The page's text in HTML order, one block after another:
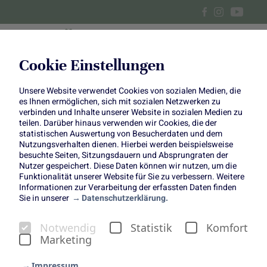
Cookie Einstellungen
Unsere Website verwendet Cookies von sozialen Medien, die
es Ihnen ermöglichen, sich mit sozialen Netzwerken zu
verbinden und Inhalte unserer Website in sozialen Medien zu
teilen. Darüber hinaus verwenden wir Cookies, die der
statistischen Auswertung von Besucherdaten und dem
Nutzungsverhalten dienen. Hierbei werden beispielsweise
besuchte Seiten, Sitzungsdauern und Absprungraten der
Nutzer gespeichert. Diese Daten können wir nutzen, um die
Funktionalität unserer Website für Sie zu verbessern. Weitere
Informationen zur Verarbeitung der erfassten Daten finden
Sie in unserer
Datenschutzerklärung.
Notwendig Statistik
Komfort
Marketing
Wirsing-Päckchen mit Bacon
Wirsing-Lachs-Päckchen mit
Bacon
Kohl trifft auf Fisch & Fleisch
Unser Meister-Griller Felix von Felix Kochbook ist